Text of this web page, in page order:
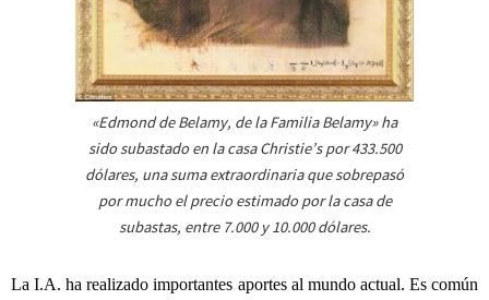
«Edmond de Belamy, de la Familia Belamy» ha
sido subastado en la casa Christie’s por 433.500
dólares, una suma extraordinaria que sobrepasó
por mucho el precio estimado por la casa de
subastas, entre 7.000 y 10.000 dólares.
La I.A. ha realizado importantes aportes al mundo actual. Es común